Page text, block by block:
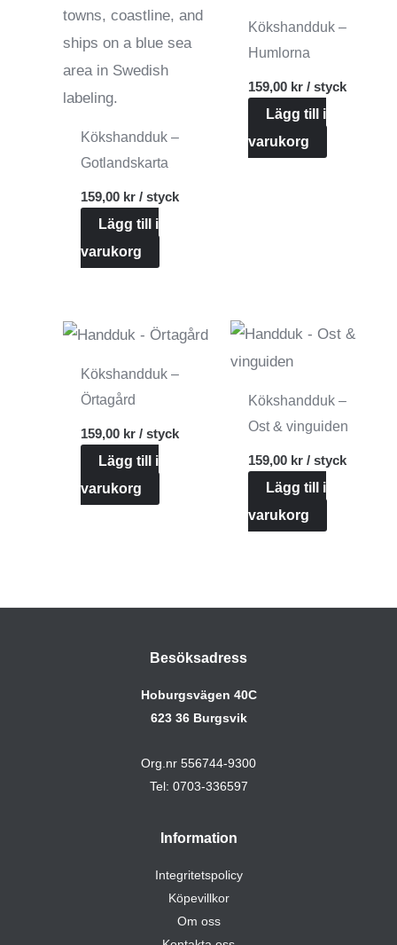
Kökshandduk –
Gotlandskarta
159,00 kr / styck
Lägg till i
varukorg
Kökshandduk –
Humlorna
159,00 kr/ styck
Lägg till i
varukorg
Kökshandduk –
Örtagård
159,00 kr / styck
Lägg till i
varukorg
Kökshandduk –
Ost & vinguiden
159,00 kr/ styck
Lägg till i
varukorg
Besöksadress
Hoburgsvägen 40C
623 36 Burgsvik
Org.nr 556744-9300
Tel: 0703-336597
Information
Integritetspolicy
Köpevillkor
Om oss